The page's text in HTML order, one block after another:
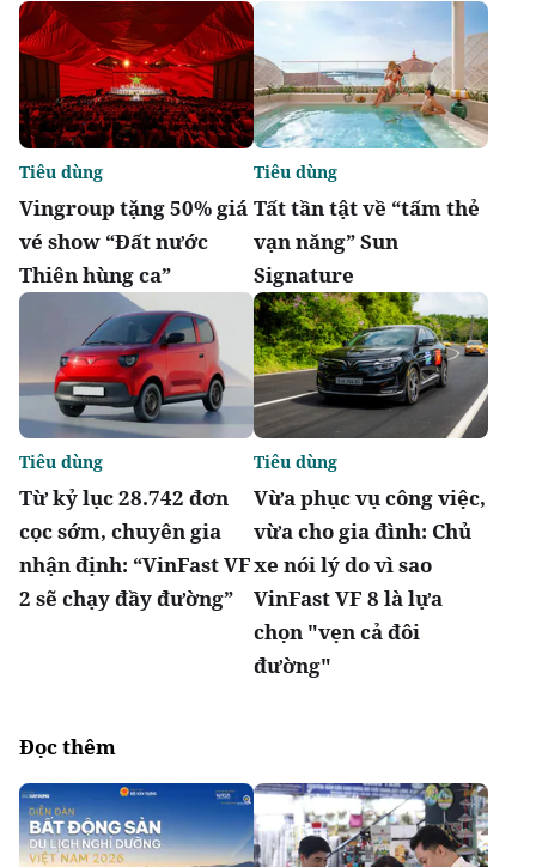
Vingroup tặng 50% giá
vé show “Đất nước
Thiên hùng ca”
Tiêu dùng
Tất tần tật về “tấm thẻ
vạn năng” Sun
Signature
Tiêu dùng
Từ kỷ lục 28.742 đơn
cọc sớm, chuyên gia
nhận định: “VinFast VF
2 sẽ chạy đầy đường”
Tiêu dùng
Vừa phục vụ công việc,
vừa cho gia đình: Chủ
xe nói lý do vì sao
VinFast VF 8 là lựa
chọn "vẹn cả đôi
đường"
Tiêu dùng
Đọc thêm